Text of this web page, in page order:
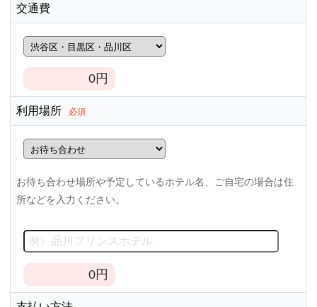
交通費
0円
利用場所 必須
お待ち合わせ場所や予定しているホテル名、ご自宅の場合は住
所などを入力ください。
0円